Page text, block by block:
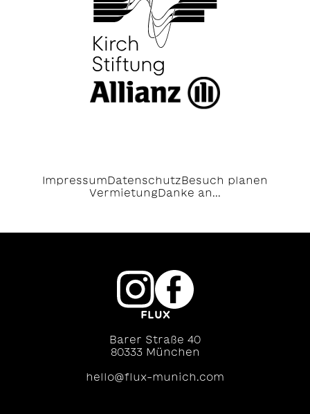
Impressum Datenschutz Besuch planen
Vermietung Danke an...
FLUX
Barer Straße 40
80333 München
hello@flux-munich.com